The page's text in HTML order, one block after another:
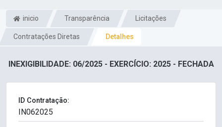
inicio Transparência Licitações
Contratações Diretas Detalhes
INEXIGIBILIDADE: 06/2025 - EXERCÍCIO: 2025 - FECHADA
ID Contratação: